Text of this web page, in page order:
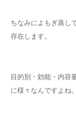
ちなみによもぎ蒸し
存在します。
目的別・効能・内容
に様々なんですよね。